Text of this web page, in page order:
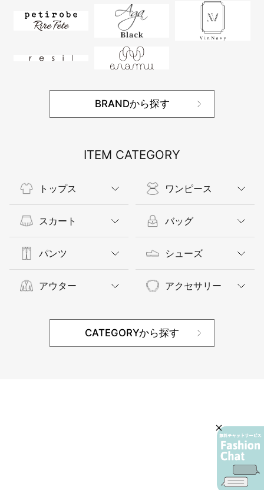
BRANDから探す
ITEM CATEGORY
トップス
スカート
パンツ
アウター
ワンピース
バッグ
シューズ
アクセサリー
CATEGORYから探す